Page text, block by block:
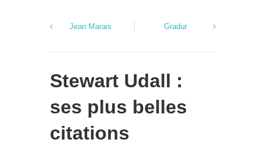
Jean Marais Gradur
Stewart Udall :
ses plus belles
citations